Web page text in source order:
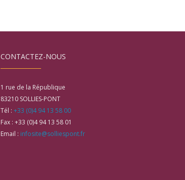
CONTACTEZ-NOUS
1 rue de la République
83210 SOLLIES-PONT
Tél : +33 (0)4 94 13 58 00
Fax : +33 (0)4 94 13 58 01
Email : infosite@solliespont.fr